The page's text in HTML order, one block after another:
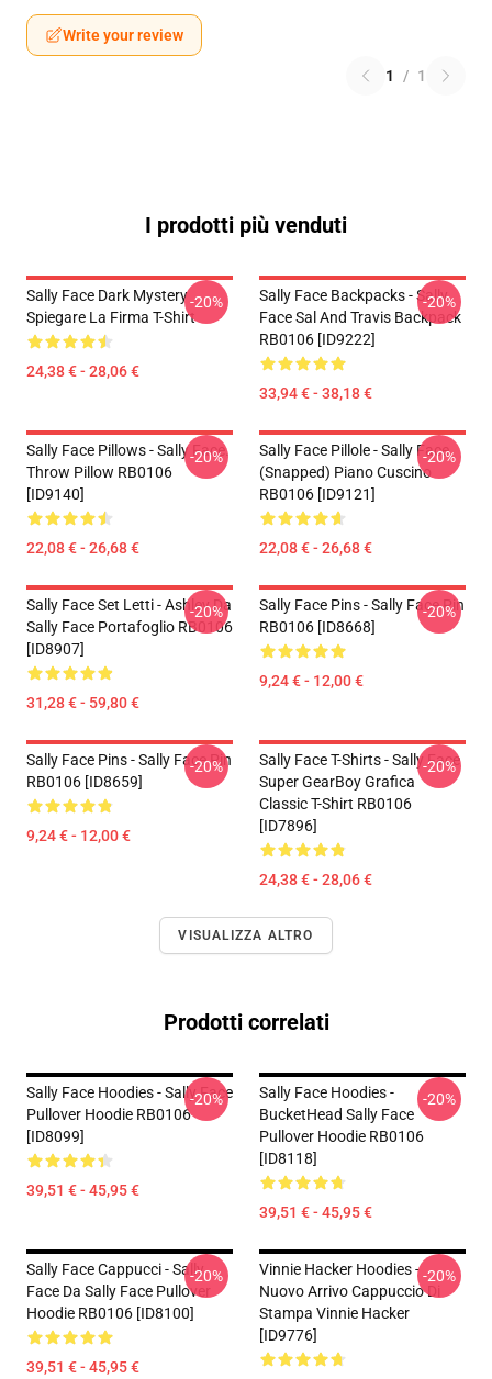
Write your review
1 / 1
I prodotti più venduti
Sally Face Dark Mystery
Spiegare La Firma T-Shirt
24,38 € - 28,06 €
-20%
Sally Face Backpacks - Sally
Face Sal And Travis Backpack
RB0106 [ID9222]
33,94 € - 38,18 €
-20%
Sally Face Pillows - Sally Face.
Throw Pillow RB0106
[ID9140]
22,08 € - 26,68 €
-20%
Sally Face Pillole - Sally Face
(Snapped) Piano Cuscino
RB0106 [ID9121]
22,08 € - 26,68 €
-20%
Sally Face Set Letti - Ashley Da
Sally Face Portafoglio RB0106
[ID8907]
31,28 € - 59,80 €
-20%
Sally Face Pins - Sally Face Pin
RB0106 [ID8668]
9,24 € - 12,00 €
-20%
Sally Face Pins - Sally Face Pin
RB0106 [ID8659]
9,24 € - 12,00 €
-20%
Sally Face T-Shirts - Sally Face
Super GearBoy Grafica
Classic T-Shirt RB0106
[ID7896]
24,38 € - 28,06 €
-20%
VISUALIZZA ALTRO
Prodotti correlati
Sally Face Hoodies - Sally Face
Pullover Hoodie RB0106
[ID8099]
39,51 € - 45,95 €
-20%
Sally Face Hoodies -
BucketHead Sally Face
Pullover Hoodie RB0106
[ID8118]
39,51 € - 45,95 €
-20%
Sally Face Cappucci - Sally
Face Da Sally Face Pullover
Hoodie RB0106 [ID8100]
39,51 € - 45,95 €
-20%
Vinnie Hacker Hoodies -
Nuovo Arrivo Cappuccio Di
Stampa Vinnie Hacker
[ID9776]
-20%